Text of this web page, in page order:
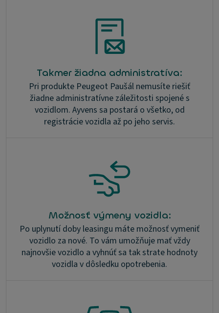
Takmer žiadna administratíva:
Pri produkte Peugeot Paušál nemusíte riešiť
žiadne administratívne záležitosti spojené s
vozidlom. Ayvens sa postará o všetko, od
registrácie vozidla až po jeho servis.
Možnosť výmeny vozidla:
Po uplynutí doby leasingu máte možnosť vymeniť
vozidlo za nové. To vám umožňuje mať vždy
najnovšie vozidlo a vyhnúť sa tak strate hodnoty
vozidla v dôsledku opotrebenia.